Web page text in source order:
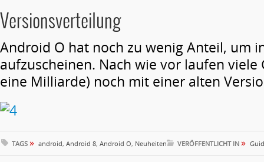
Versionsverteilung
Android O hat noch zu wenig Anteil, um
aufzuscheinen. Nach wie vor laufen viele
eine Milliarde) noch mit einer alten
TAGS » android, Android 8, Android O, Neuheiten VERÖFFENTLICHT IN »